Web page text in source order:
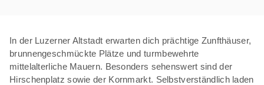
In der Luzerner Altstadt erwarten dich prächtige Zunfthäuser,
brunnengeschmückte Plätze und turmbewehrte
mittelalterliche Mauern. Besonders sehenswert sind der
Hirschenplatz sowie der Kornmarkt. Selbstverständlich laden